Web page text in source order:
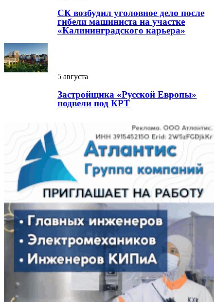
СК возбудил уголовное дело после
гибели машиниста на участке
«Калининградского карьера»
5 августа
Застройщика «Русской Европы»
подвели под КРТ